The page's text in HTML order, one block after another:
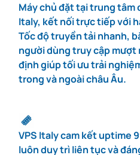
#11 32 GB 24 vCPU
Máy chủ đặt tại trung tâm
Italy, kết nối trực tiếp với
Tốc độ truyền tải nhanh,
người dùng truy cập mượt
định giúp tối ưu trải
trong và ngoài châu Âu.
VPS Italy cam kết uptime
luôn duy trì liên tục và